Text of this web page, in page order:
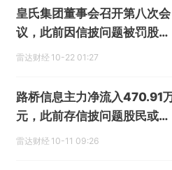
皇氏集团董事会召开第八次会
议，此前因信披问题被罚股民
可索赔
雷达财经 10-22 01:27
路桥信息主力净流入470.91
元，此前存信披问题股民或可
索赔
雷达财经 10-11 09:26